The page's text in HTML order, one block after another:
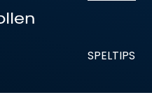
SPELTIPS